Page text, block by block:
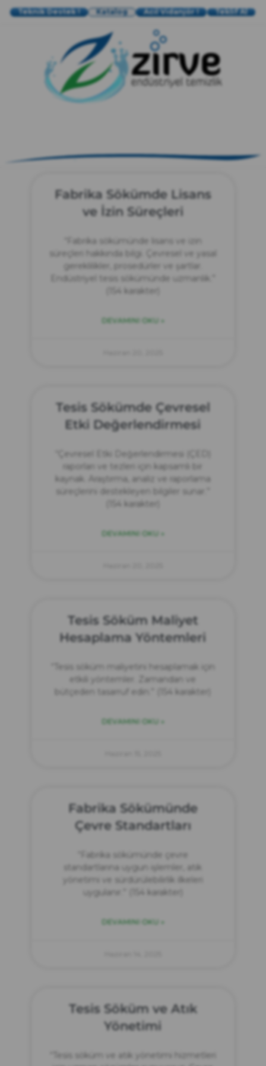
Teknik Destek ! Katalog Acil Vidanjör ! Teklif Al
Fabrika Sökümde Lisans
ve İzin Süreçleri
“Fabrika sökümünde lisans ve izin
süreçleri hakkında bilgi. Çevresel ve yasal
gereklilikler, prosedürler ve şartlar.
Endüstriyel tesis sökümünde uzmanlık.”
(154 karakter)
DEVAMINI OKU »
Tesis Sökümde Çevresel
Etki Değerlendirmesi
“Çevresel Etki Değerlendirmesi (ÇED)
raporları ve tezleri için kapsamlı bir
kaynak. Araştırma, analiz ve raporlama
süreçlerini destekleyen bilgiler sunar.”
(154 karakter)
DEVAMINI OKU »
Tesis Söküm Maliyet
Hesaplama Yöntemleri
“Tesis söküm maliyetini hesaplamak için
etkili yöntemler. Zamandan ve
bütçeden tasarruf edin.” (154 karakter)
DEVAMINI OKU »
Fabrika Sökümünde
Çevre Standartları
“Fabrika sökümünde çevre
standartlarına uygun işlemler, atık
yönetimi ve sürdürülebilirlik ilkeleri
uygulanır.” (154 karakter)
DEVAMINI OKU »
Tesis Söküm ve Atık
Yönetimi
“Tesis söküm ve atık yönetimi hizmetleri